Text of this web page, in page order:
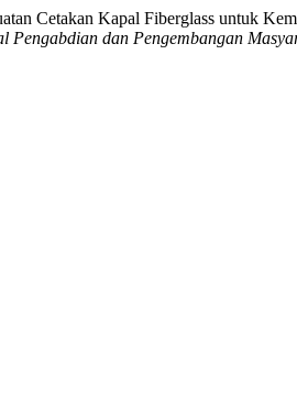
Cetakan Kapal Fiberglass untuk
Pengabdian dan Pengembangan